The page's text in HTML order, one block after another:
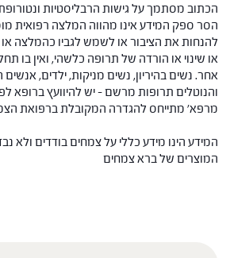
הכתוב מסתמך על גישות הרבליסטיות
הסר ספק המידע אינו מהווה המלצה רפואית
להנחות את הציבור או לשמש לגביו כהמלצה
או שינוי או הורדה של תרופה כלשהי, ואין בו
אחר. נשים בהיריון, נשים מניקות, ילדים,
והנוטלים תרופות מרשם – יש להיוועץ ברופא
מרפא' מתייחס להגדרה המקובלת ברפואת
המידע הינו מידע כללי על צמחים בודדים ולא
המוצרים של ברא צמחים